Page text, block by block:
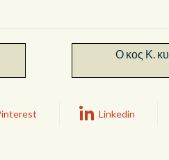
Ο κος Κ.
Linkedin